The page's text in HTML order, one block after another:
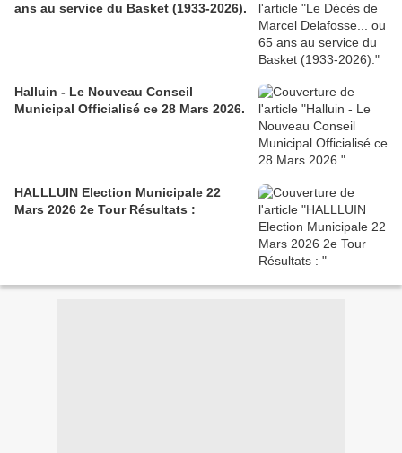
ans au service du Basket (1933-2026).
Halluin - Le Nouveau Conseil
Municipal Officialisé ce 28 Mars 2026.
HALLLUIN Election Municipale 22
Mars 2026 2e Tour Résultats :